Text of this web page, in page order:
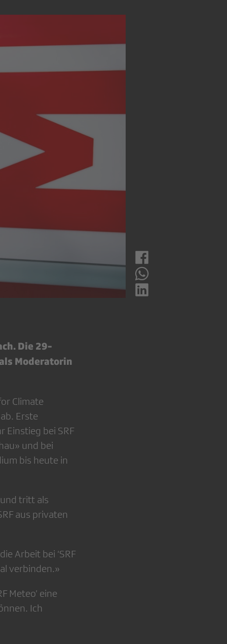
Die 29-
Moderatorin
Climate
Erste
Einstieg bei SRF
und bei
bis heute in
tritt als
aus privaten
Arbeit bei ‘SRF
verbinden.»
Meteo’ eine
Ich